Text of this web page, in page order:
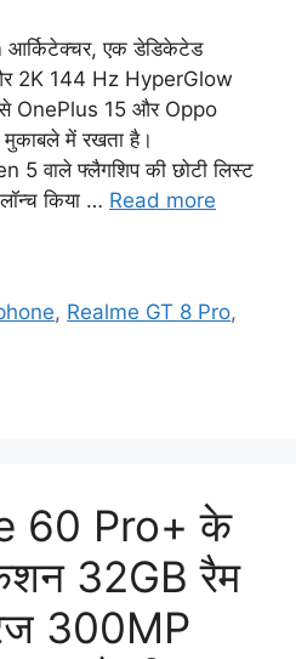
एक डेडिकेटेड
2K 144 Hz HyperGlow
OnePlus 15 और Oppo
में रखता है।
वाले फ्लैगशिप की छोटी लिस्ट
किया … Read more
, Realme GT 8 Pro,
60 Pro+ के
32GB रैम
300MP